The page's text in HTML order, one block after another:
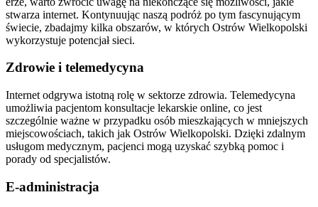
stwarza internet. Kontynuując naszą podróż po tym fascynującym
świecie, zbadajmy kilka obszarów, w których Ostrów Wielkopolski
wykorzystuje potencjał sieci.
Zdrowie i telemedycyna
Internet odgrywa istotną rolę w sektorze zdrowia. Telemedycyna
umożliwia pacjentom konsultacje lekarskie online, co jest
szczególnie ważne w przypadku osób mieszkających w mniejszych
miejscowościach, takich jak Ostrów Wielkopolski. Dzięki zdalnym
usługom medycznym, pacjenci mogą uzyskać szybką pomoc i
porady od specjalistów.
E-administracja